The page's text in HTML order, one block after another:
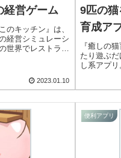
経営ゲーム
のキッチン』は、
経営シミュレーシ
世界でレストラン
2023.01.10
9匹の
育成ア
『癒しの
たり遊ぶ
し系アプリ
便利アプリ